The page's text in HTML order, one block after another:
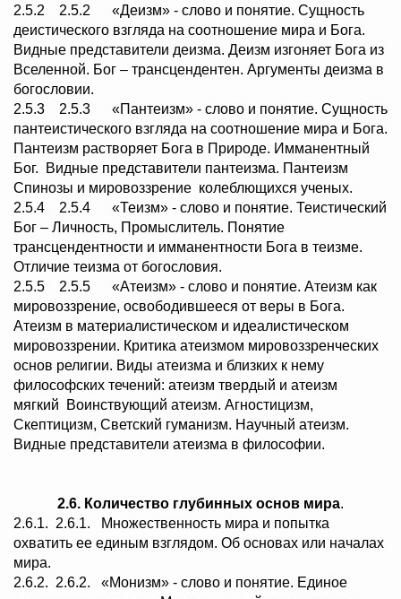
2.5.2 2.5.2 «Деизм» - слово и понятие. Сущность
деистического взгляда на соотношение мира и Бога.
Видные представители деизма. Деизм изгоняет Бога из
Вселенной. Бог – трансцендентен. Аргументы деизма в
богословии.
2.5.3 2.5.3 «Пантеизм» - слово и понятие. Сущность
пантеистического взгляда на соотношение мира и Бога.
Пантеизм растворяет Бога в Природе. Имманентный
Бог. Видные представители пантеизма. Пантеизм
Спинозы и мировоззрение колеблющихся ученых.
2.5.4 2.5.4 «Теизм» - слово и понятие. Теистический
Бог – Личность, Промыслитель. Понятие
трансцендентности и имманентности Бога в теизме.
Отличие теизма от богословия.
2.5.5 2.5.5 «Атеизм» - слово и понятие. Атеизм как
мировоззрение, освободившееся от веры в Бога.
Атеизм в материалистическом и идеалистическом
мировоззрении. Критика атеизмом мировоззренческих
основ религии. Виды атеизма и близких к нему
философских течений: атеизм твердый и атеизм
мягкий Воинствующий атеизм. Агностицизм,
Скептицизм, Светский гуманизм. Научный атеизм.
Видные представители атеизма в философии.
2.6. Количество глубинных основ мира.
2.6.1. 2.6.1. Множественность мира и попытка
охватить ее единым взглядом. Об основах или началах
мира.
2.6.2. 2.6.2. «Монизм» - слово и понятие. Единое